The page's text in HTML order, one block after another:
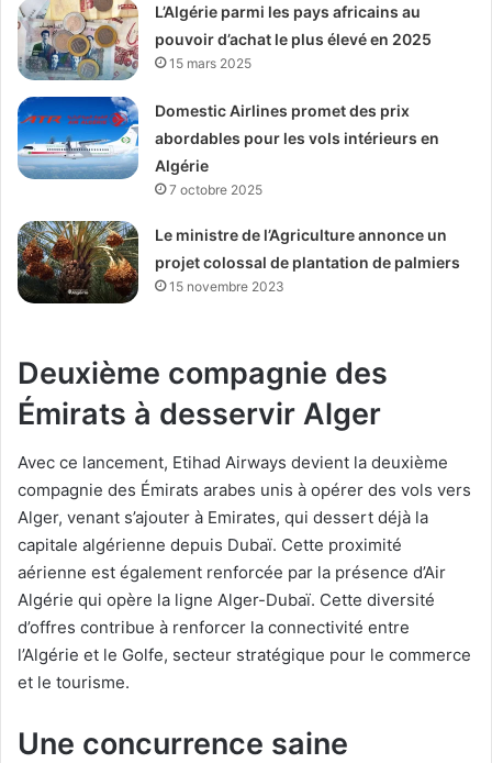
L’Algérie parmi les pays africains au
pouvoir d’achat le plus élevé en 2025
15 mars 2025
Domestic Airlines promet des prix
abordables pour les vols intérieurs en
Algérie
7 octobre 2025
Le ministre de l’Agriculture annonce un
projet colossal de plantation de palmiers
15 novembre 2023
Deuxième compagnie des
Émirats à desservir Alger
Avec ce lancement, Etihad Airways devient la deuxième
compagnie des Émirats arabes unis à opérer des vols vers
Alger, venant s’ajouter à Emirates, qui dessert déjà la
capitale algérienne depuis Dubaï. Cette proximité
aérienne est également renforcée par la présence d’Air
Algérie qui opère la ligne Alger-Dubaï. Cette diversité
d’offres contribue à renforcer la connectivité entre
l’Algérie et le Golfe, secteur stratégique pour le commerce
et le tourisme.
Une concurrence saine